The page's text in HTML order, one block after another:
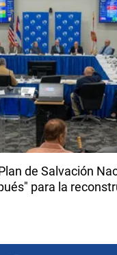
de Salvación
para la